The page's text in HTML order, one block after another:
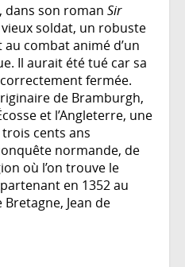
dans son roman Sir
soldat, un robuste
combat animé d’un
Il aurait été tué car sa
fermée.
de Bramburgh,
et l’Angleterre, une
cents ans
normande, de
où l’on trouve le
en 1352 au
Jean de